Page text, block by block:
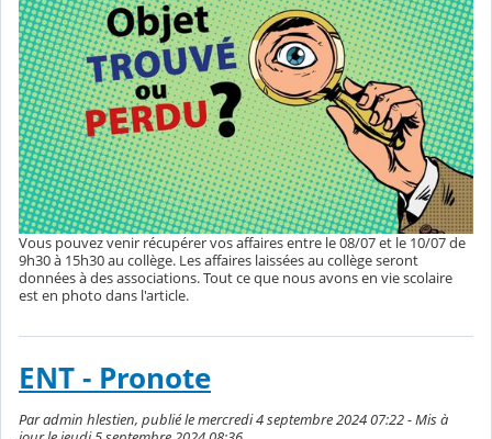
Vous pouvez venir récupérer vos affaires entre le 08/07 et le 10/07 de
9h30 à 15h30 au collège. Les affaires laissées au collège seront
données à des associations. Tout ce que nous avons en vie scolaire
est en photo dans l'article.
ENT - Pronote
Par admin hlestien, publié le mercredi 4 septembre 2024 07:22 - Mis à